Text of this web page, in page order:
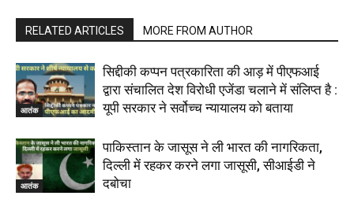
RELATED ARTICLES MORE FROM AUTHOR
आतंक
सिद्दीकी कप्पन पत्रकारिता की आड़ में पीएफआई
द्वारा संचालित देश विरोधी एजेंडा चलाने में संलिप्त है :
यूपी सरकार ने सर्वोच्च न्यायालय को बताया
आतंक
पाकिस्तान के जासूस ने ली भारत की नागरिकता,
दिल्ली में रहकर करने लगा जासूसी, सीआईडी ने
दबोचा